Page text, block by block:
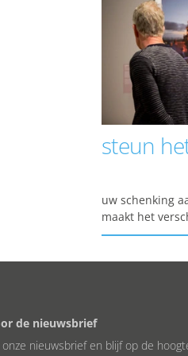
steun
uw schenking
maakt het
de nieuwsbrief
nieuwsbrief en blijf op de
advertenties
persoonlijke
zodat je filmpjes
gepersonaliseerde